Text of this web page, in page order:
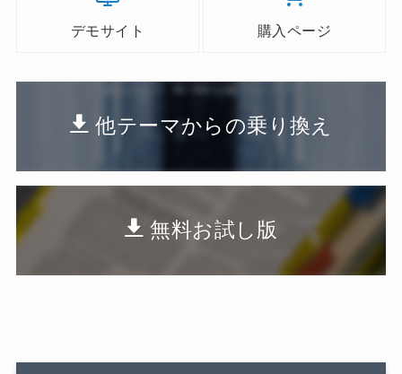
デモサイト 購入ページ
他テーマからの乗り換え
無料お試し版